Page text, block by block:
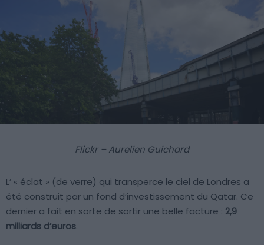
Flickr – Aurelien Guichard
L’ « éclat » (de verre) qui transperce le ciel de Londres a
été construit par un fond d’investissement du Qatar. Ce
dernier a fait en sorte de sortir une belle facture : 2,9
milliards d’euros.